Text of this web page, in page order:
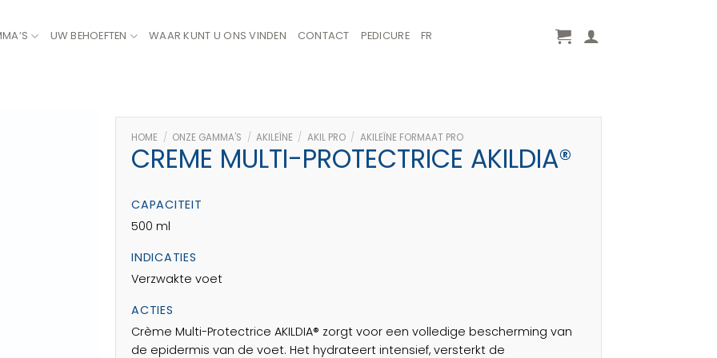
UW BEHOEFTEN WAAR KUNT U ONS VINDEN CONTACT PEDICURE FR
HOME / ONZE GAMMA'S / AKILEÏNE / AKIL PRO / AKILEÏNE FORMAAT PRO
CREME MULTI-PROTECTRICE AKILDIA®
CAPACITEIT
500 ml
INDICATIES
Verzwakte voet
ACTIES
Crème Multi-Protectrice AKILDIA® zorgt voor een volledige bescherming van
de epidermis van de voet. Het hydrateert intensief, versterkt de